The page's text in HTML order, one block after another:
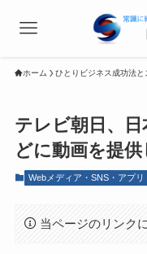
ホーム ひとりビジネス成功法と
テレビ朝日、
どに動画を提
Webメディア・SNS・アプリ
当ページのリンク